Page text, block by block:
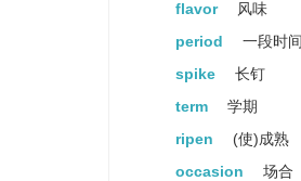
flavor 风味
period
一段时间
spike
长钉
term
学期
ripen
(使)成熟
occasion
场合